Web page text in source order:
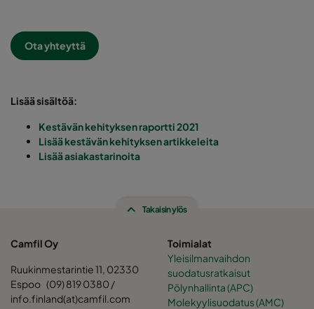
Ota yhteyttä
Lisää sisältöä:
Kestävän kehityksen raportti 2021
Lisää kestävän kehityksen artikkeleita
Lisää asiakastarinoita
Takaisin ylös
Camfil Oy
Ruukinmestarintie 11, 02330
Espoo (09) 819 0380 /
info.finland(at)camfil.com
Toimialat
Yleisilmanvaihdon
suodatusratkaisut
Pölynhallinta (APC)
Molekyylisuodatus (AMC)